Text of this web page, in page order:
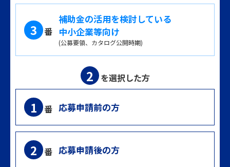
「一般型 生成AIを活用した事業計画例集」を公開しました。
2026年4月16日 お知らせ
化ナビ案内チラシ」を公開しました。
中小企業省力化投資補助事業（一般型）の第6回応募申請の受
2026年4月15日 お知らせ
3 番
補助金の活用を検討している
中小企業等向け
(公募要領、カタログ公開時期)
2 を選択した方
1 番 応募申請前の方
2 番 応募申請後の方